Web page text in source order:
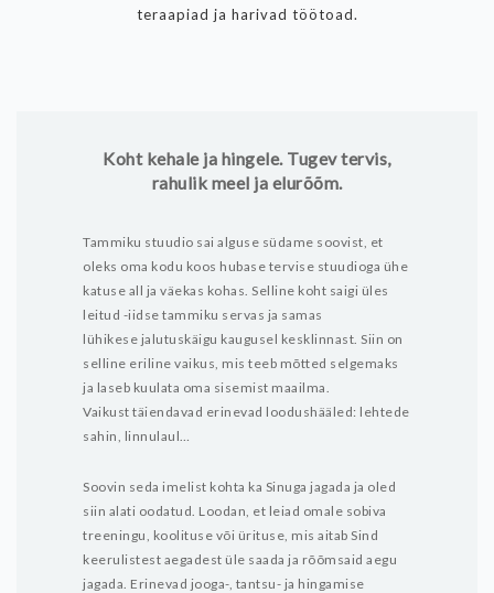
teraapiad ja harivad töötoad.
Koht kehale ja hingele. Tugev tervis,
rahulik meel ja elurõõm.
Tammiku stuudio sai alguse südame soovist, et
oleks oma kodu koos hubase tervise stuudioga ühe
katuse all ja väekas kohas. Selline koht saigi üles
leitud -iidse tammiku servas ja samas
lühikese jalutuskäigu kaugusel kesklinnast. Siin on
selline eriline vaikus, mis teeb mõtted selgemaks
ja laseb kuulata oma sisemist maailma.
Vaikust täiendavad erinevad loodushääled: lehtede
sahin, linnulaul…
Soovin seda imelist kohta ka Sinuga jagada ja oled
siin alati oodatud. Loodan, et leiad omale sobiva
treeningu, koolituse või ürituse, mis aitab Sind
keerulistest aegadest üle saada ja rõõmsaid aegu
jagada. Erinevad jooga-, tantsu- ja hingamise